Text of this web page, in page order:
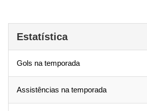
Estatística
Gols na temporada
Assistências na temporada